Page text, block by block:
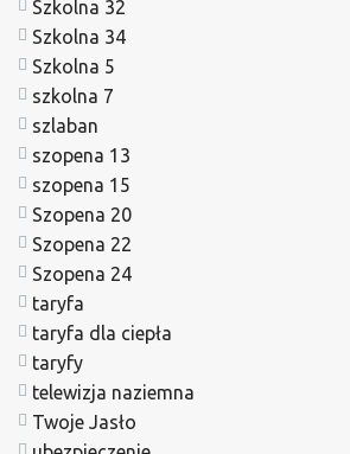
Szkolna 32
Szkolna 34
Szkolna 5
szkolna 7
szlaban
szopena 13
szopena 15
Szopena 20
Szopena 22
Szopena 24
taryfa
taryfa dla ciepła
taryfy
telewizja naziemna
Twoje Jasło